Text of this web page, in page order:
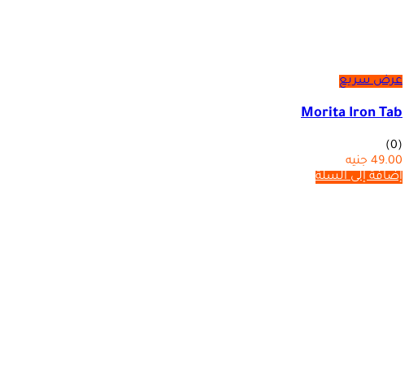
عرض سريع
Morita Iron Tab
(0)
49.00 جنيه
إضافة إلى السلة